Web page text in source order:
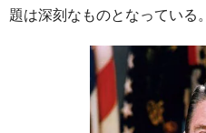
題は深刻なものとなっている。